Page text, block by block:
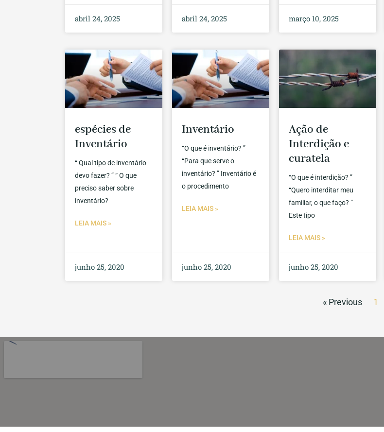
abril 24, 2025 abril 24, 2025 março 10, 2025
espécies de
Inventário
“ Qual tipo de inventário
devo fazer? ” “ O que
preciso saber sobre
inventário?
LEIA MAIS »
junho 25, 2020
Inventário
“O que é inventário? ”
“Para que serve o
inventário? ” Inventário é
o procedimento
LEIA MAIS »
junho 25, 2020
Ação de
Interdição e
curatela
“O que é interdição? ”
“Quero interditar meu
familiar, o que faço? ”
Este tipo
LEIA MAIS »
junho 25, 2020
« Previous 1